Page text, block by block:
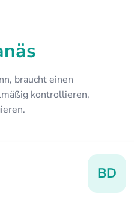
braucht einen
kontrollieren,
BD